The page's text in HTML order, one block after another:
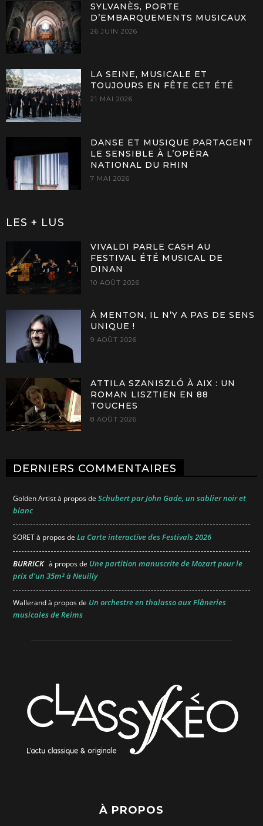
SYLVANÈS, PORTE
D’EMBARQUEMENTS MUSICAUX
26 JUIN 2026
LA SEINE, MUSICALE ET
TOUJOURS EN FÊTE CET ÉTÉ
21 MAI 2026
DANSE ET MUSIQUE PARTAGENT
LE SENSIBLE À L’OPÉRA
NATIONAL DU RHIN
7 MAI 2026
LES + LUS
VIVALDI PARLE CASH AU
FESTIVAL ÉTÉ MUSICAL DE
DINAN
10 AOÛT 2026
À MENTON, IL N’Y A PAS DE SENS
UNIQUE !
9 AOÛT 2026
ATTILA SZANISZLÓ À AIX : UN
ROMAN LISZTIEN EN 88
TOUCHES
8 AOÛT 2026
DERNIERS COMMENTAIRES
Golden Artistà propos de Schubert par John Gade, un sablier noir et
blanc
SORETà propos de La Carte interactive des Festivals 2026
BURRICK à propos de Une partition manuscrite de Mozart pour le
prix d’un 35m² à Neuilly
Wallerandà propos de Un orchestre en thalasso aux Flâneries
musicales de Reims
À PROPOS